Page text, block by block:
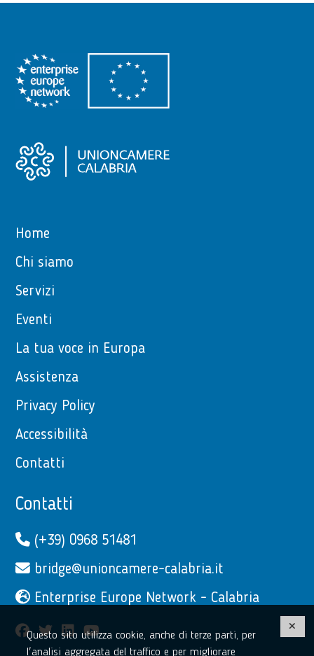
Home
Chi siamo
Servizi
Eventi
La tua voce in Europa
Assistenza
Privacy Policy
Accessibilità
Contatti
Contatti
(+39) 0968 51481
bridge@unioncamere-calabria.it
Enterprise Europe Network - Calabria
facebook
twitterlinkedinyoutube
Questo sito utilizza cookie, anche di terze parti, per
l'analisi aggregata del traffico e per migliorare